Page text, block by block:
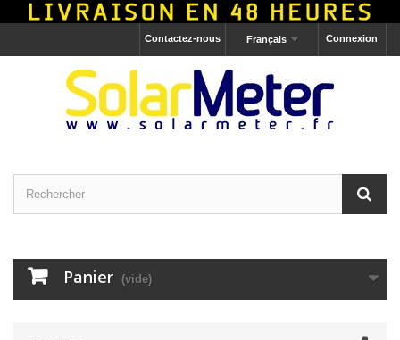
Connexion
Français
Contactez-nous
Panier (vide)